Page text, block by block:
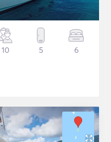
10 5 6